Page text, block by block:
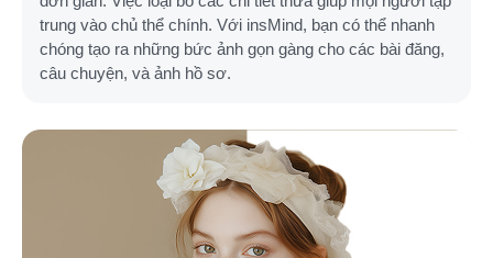
trung vào chủ thể chính. Với insMind, bạn có thể nhanh
chóng tạo ra những bức ảnh gọn gàng cho các bài đăng,
câu chuyện, và ảnh hồ sơ.